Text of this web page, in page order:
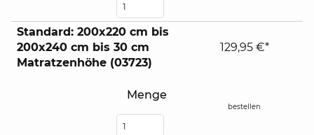
Standard: 200x220 cm bis
200x240 cm bis 30 cm
Matratzenhöhe (03723)
Menge
129,95 €*
bestellen